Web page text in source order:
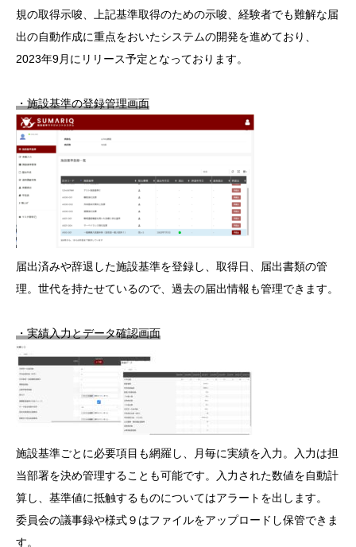
規の取得示唆、上記基準取得のための示唆、経験者でも難解な届
出の自動作成に重点をおいたシステムの開発を進めており、
2023年9月にリリース予定となっております。
・施設基準の登録管理画面
届出済みや辞退した施設基準を登録し、取得日、届出書類の管
理。世代を持たせているので、過去の届出情報も管理できます。
・実績入力とデータ確認画面
施設基準ごとに必要項目も網羅し、月毎に実績を入力。入力は担
当部署を決め管理することも可能です。入力された数値を自動計
算し、基準値に抵触するものについてはアラートを出します。
委員会の議事録や様式９はファイルをアップロードし保管できま
す。